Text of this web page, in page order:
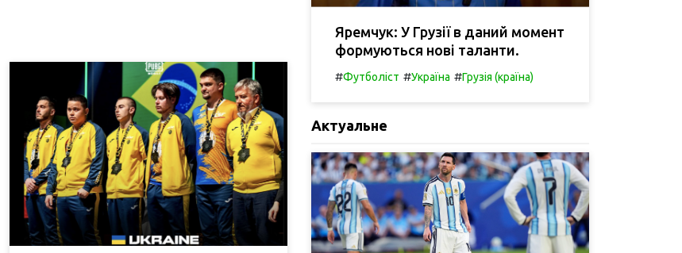
Яремчук: У Грузії в даний момент
формуються нові таланти.
#Футболіст #Україна #Грузія (країна)
Актуальне